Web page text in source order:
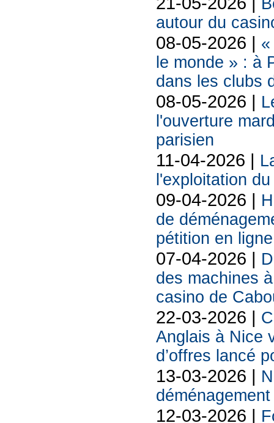
autour du
08-05-2026 |
le monde » : à
dans les clubs
08-05-2026 |
l'ouverture
parisien
11-04-2026 |
l'exploitation
09-04-2026 |
de
pétition en ligne
07-04-2026 |
des machines
casino de
22-03-2026 |
Anglais à Nice
d’offres lancé
13-03-2026 |
12-03-2026 |